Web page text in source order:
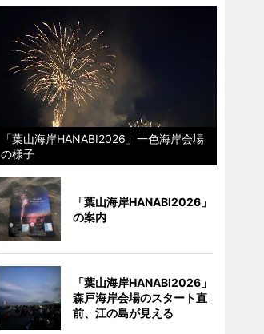
「葉山海岸HANABI2026」一色海岸会場
の様子
「葉山海岸HANABI2026」
の案内
「葉山海岸HANABI2026」
森戸海岸会場のスタート直
前、江の島が見える